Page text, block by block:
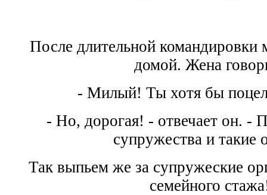
После длительной командировки
домой. Жена
- Милый! Ты хотя бы
- Hо, дорогая! - отвечает он. -
супружества и такие
Так выпьем же за супружеские
семейного